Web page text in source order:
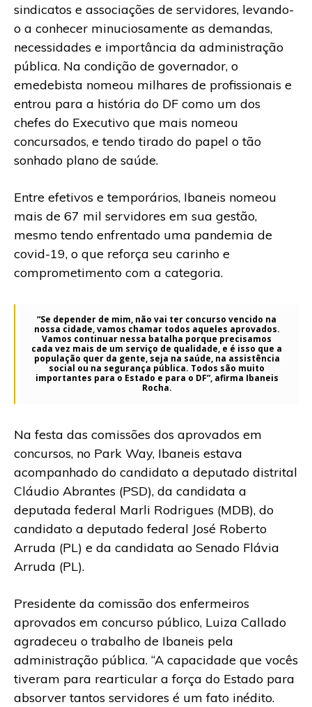
sindicatos e associações de servidores, levando-
o a conhecer minuciosamente as demandas,
necessidades e importância da administração
pública. Na condição de governador, o
emedebista nomeou milhares de profissionais e
entrou para a história do DF como um dos
chefes do Executivo que mais nomeou
concursados, e tendo tirado do papel o tão
sonhado plano de saúde.
Entre efetivos e temporários, Ibaneis nomeou
mais de 67 mil servidores em sua gestão,
mesmo tendo enfrentado uma pandemia de
covid-19, o que reforça seu carinho e
comprometimento com a categoria.
“Se depender de mim, não vai ter concurso vencido na
nossa cidade, vamos chamar todos aqueles aprovados.
Vamos continuar nessa batalha porque precisamos
cada vez mais de um serviço de qualidade, e é isso que a
população quer da gente, seja na saúde, na assistência
social ou na segurança pública. Todos são muito
importantes para o Estado e para o DF”, afirma Ibaneis
Rocha.
Na festa das comissões dos aprovados em
concursos, no Park Way, Ibaneis estava
acompanhado do candidato a deputado distrital
Cláudio Abrantes (PSD), da candidata a
deputada federal Marli Rodrigues (MDB), do
candidato a deputado federal José Roberto
Arruda (PL) e da candidata ao Senado Flávia
Arruda (PL).
Presidente da comissão dos enfermeiros
aprovados em concurso público, Luiza Callado
agradeceu o trabalho de Ibaneis pela
administração pública. “A capacidade que vocês
tiveram para rearticular a força do Estado para
absorver tantos servidores é um fato inédito.